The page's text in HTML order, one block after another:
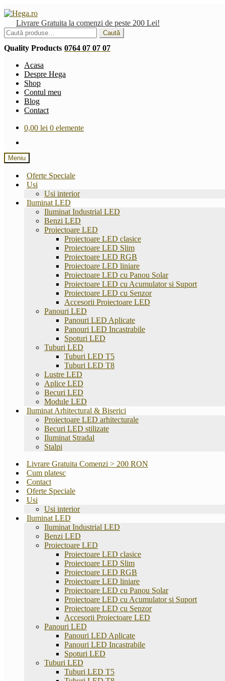
Sari
navigare
Sari
conținut
Livrare Gratuita la comenzi de peste 200 Lei!
Caută
după:
Caută
Quality Products 0764 07 07 07
Acasa
Despre Hega
Shop
Contul meu
Blog
Contact
0,00 lei 0 elemente
Meniu
Oferte Speciale
Usi
Usi interior
Iluminat LED
Iluminat Industrial LED
Benzi LED
Proiectoare LED
Proiectoare LED clasice
Proiectoare LED Slim
Proiectoare LED RGB
Proiectoare LED liniare
Proiectoare LED cu Panou Solar
Proiectoare LED cu Acumulator si Suport
Proiectoare LED cu Senzor
Accesorii Proiectoare LED
Panouri LED
Panouri LED Aplicate
Panouri LED Incastrabile
Spoturi LED
Tuburi LED
Tuburi LED T5
Tuburi LED T8
Lustre LED
Aplice LED
Becuri LED
Module LED
Iluminat Arhitectural & Biserici
Proiectoare LED arhitecturale
Becuri LED stilizate
Iluminat Stradal
Stalpi
Livrare Gratuita Comenzi > 200 RON
Cum platesc
Contact
Oferte Speciale
Usi
Usi interior
Iluminat LED
Iluminat Industrial LED
Benzi LED
Proiectoare LED
Proiectoare LED clasice
Proiectoare LED Slim
Proiectoare LED RGB
Proiectoare LED liniare
Proiectoare LED cu Panou Solar
Proiectoare LED cu Acumulator si Suport
Proiectoare LED cu Senzor
Accesorii Proiectoare LED
Panouri LED
Panouri LED Aplicate
Panouri LED Incastrabile
Spoturi LED
Tuburi LED
Tuburi LED T5